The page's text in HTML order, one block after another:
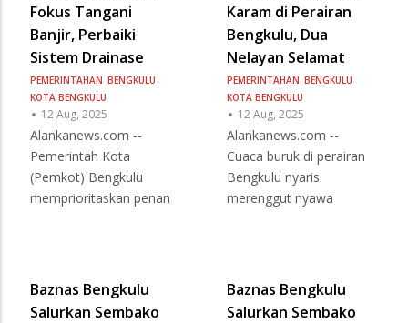
Fokus Tangani
Banjir, Perbaiki
Sistem Drainase
PEMERINTAHAN BENGKULU
KOTA BENGKULU
12 Aug, 2025
Alankanews.com --
Pemerintah Kota
(Pemkot) Bengkulu
memprioritaskan penan
Karam di Perairan
Bengkulu, Dua
Nelayan Selamat
PEMERINTAHAN BENGKULU
KOTA BENGKULU
12 Aug, 2025
Alankanews.com --
Cuaca buruk di perairan
Bengkulu nyaris
merenggut nyawa
Baznas Bengkulu
Salurkan Sembako
Baznas Bengkulu
Salurkan Sembako